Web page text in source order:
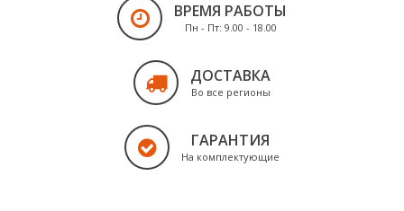
ВРЕМЯ РАБОТЫ
Пн - Пт: 9.00 - 18.00
ДОСТАВКА
Во все регионы
ГАРАНТИЯ
На комплектующие